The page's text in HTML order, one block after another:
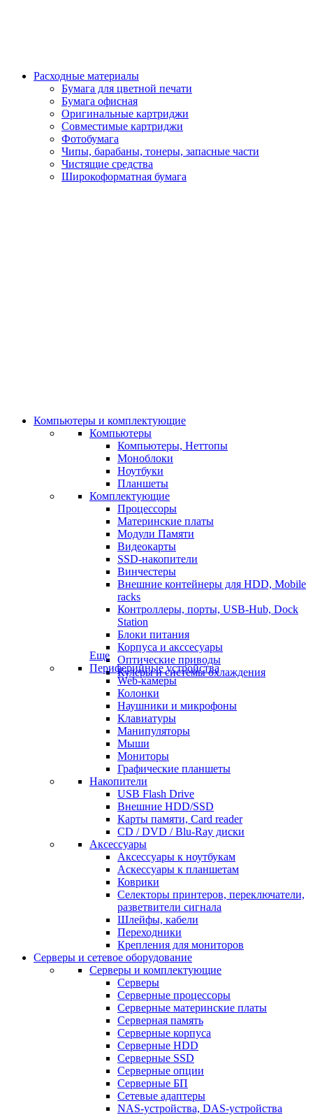
Расходные материалы
Бумага для цветной печати
Бумага офисная
Оригинальные картриджи
Совместимые картриджи
Фотобумага
Чипы, барабаны, тонеры, запасные части
Чистящие средства
Широкоформатная бумага
Компьютеры и комплектующие
Компьютеры
Компьютеры, Неттопы
Моноблоки
Ноутбуки
Планшеты
Комплектующие
Процессоры
Материнские платы
Модули Памяти
Видеокарты
SSD-накопители
Винчестеры
Внешние контейнеры для HDD, Mobile
racks
Контроллеры, порты, USB-Hub, Dock
Station
Блоки питания
Корпуса и акссесуары
Оптические приводы
Кулеры и системы охлаждения
Еще
Периферийные устройства
Web-камеры
Колонки
Наушники и микрофоны
Клавиатуры
Манипуляторы
Мыши
Мониторы
Графические планшеты
Накопители
USB Flash Drive
Внешние HDD/SSD
Карты памяти, Card reader
CD / DVD / Blu-Ray диски
Аксессуары
Аксессуары к ноутбукам
Аскессуары к планшетам
Коврики
Селекторы принтеров, переключатели,
разветвители сигнала
Шлейфы, кабели
Переходники
Крепления для мониторов
Серверы и сетевое оборудование
Серверы и комплектующие
Серверы
Серверные процессоры
Серверные материнские платы
Серверная память
Серверные корпуса
Серверные HDD
Серверные SSD
Серверные опции
Серверные БП
Сетевые адаптеры
NAS-устройства, DAS-устройства